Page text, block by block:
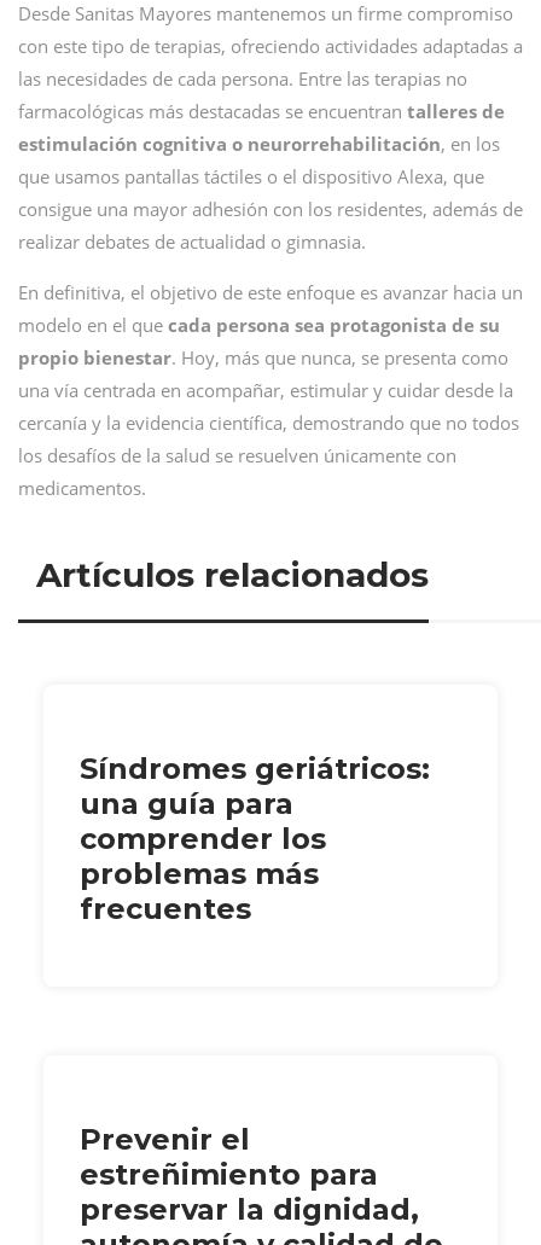
Desde Sanitas Mayores mantenemos un firme compromiso
con este tipo de terapias, ofreciendo actividades adaptadas a
las necesidades de cada persona. Entre las terapias no
farmacológicas más destacadas se encuentran talleres de
estimulación cognitiva o neurorrehabilitación, en los
que usamos pantallas táctiles o el dispositivo Alexa, que
consigue una mayor adhesión con los residentes, además de
realizar debates de actualidad o gimnasia.
En definitiva, el objetivo de este enfoque es avanzar hacia un
modelo en el que cada persona sea protagonista de su
propio bienestar. Hoy, más que nunca, se presenta como
una vía centrada en acompañar, estimular y cuidar desde la
cercanía y la evidencia científica, demostrando que no todos
los desafíos de la salud se resuelven únicamente con
medicamentos.
Artículos relacionados
Síndromes geriátricos:
una guía para
comprender los
problemas más
frecuentes
Prevenir el
estreñimiento para
preservar la dignidad,